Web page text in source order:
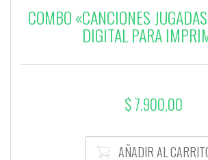
COMBO «CANCIONES
DIGITAL PARA
$7.900,00
AÑADIR AL